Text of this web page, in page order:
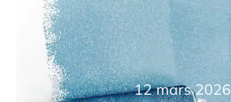
12 mars 2026